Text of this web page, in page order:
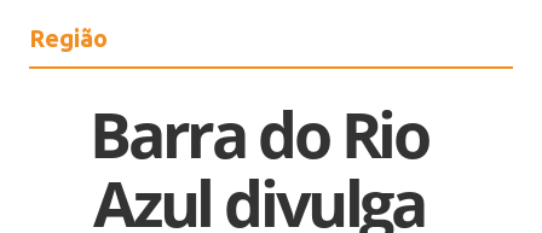
Região
Barra do Rio
Azul divulga